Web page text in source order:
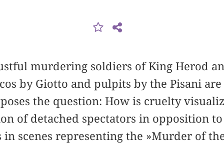
murdering soldiers of King Herod
by Giotto and pulpits by the Pisani
the question: How is cruelty
of detached spectators in opposition
scenes representing the »Murder of